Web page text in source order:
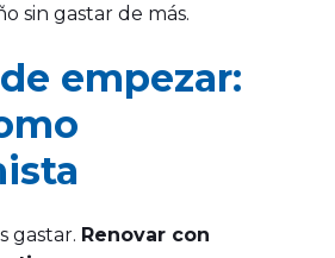
sin gastar de más.
empezar:
gastar. Renovar con